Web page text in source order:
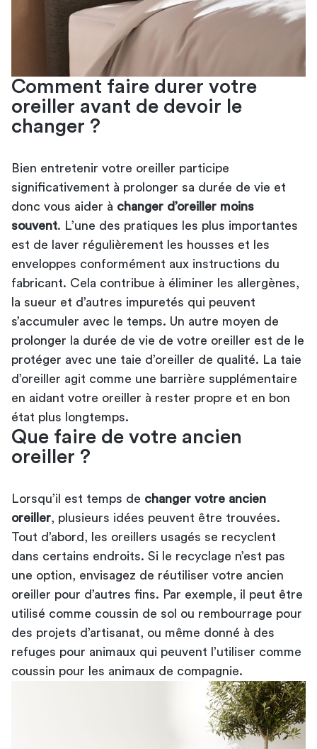
Comment faire durer votre
oreiller avant de devoir le
changer ?
Bien entretenir votre oreiller participe
significativement à prolonger sa durée de vie et
donc vous aider à changer d’oreiller moins
souvent. L’une des pratiques les plus importantes
est de laver régulièrement les housses et les
enveloppes conformément aux instructions du
fabricant. Cela contribue à éliminer les allergènes,
la sueur et d’autres impuretés qui peuvent
s’accumuler avec le temps. Un autre moyen de
prolonger la durée de vie de votre oreiller est de le
protéger avec une taie d’oreiller de qualité. La taie
d’oreiller agit comme une barrière supplémentaire
en aidant votre oreiller à rester propre et en bon
état plus longtemps.
Que faire de votre ancien
oreiller ?
Lorsqu’il est temps de changer votre ancien
oreiller , plusieurs idées peuvent être trouvées.
Tout d’abord, les oreillers usagés se recyclent
dans certains endroits. Si le recyclage n’est pas
une option, envisagez de réutiliser votre ancien
oreiller pour d’autres fins. Par exemple, il peut être
utilisé comme coussin de sol ou rembourrage pour
des projets d’artisanat, ou même donné à des
refuges pour animaux qui peuvent l’utiliser comme
coussin pour les animaux de compagnie.